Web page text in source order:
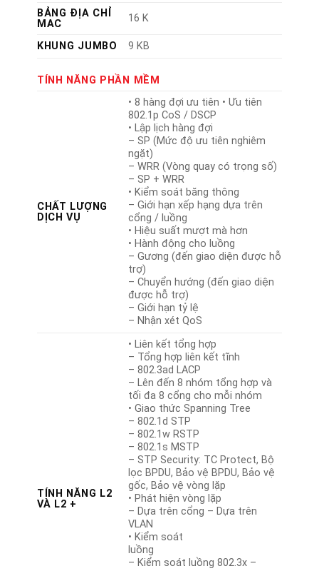
BẢNG ĐỊA CHỈ
MAC
16 K
KHUNG JUMBO 9 KB
TÍNH NĂNG PHẦN MỀM
CHẤT LƯỢNG
DỊCH VỤ
• 8 hàng đợi ưu tiên • Ưu tiên
802.1p CoS / DSCP
• Lập lịch hàng đợi
– SP (Mức độ ưu tiên nghiêm
ngặt)
– WRR (Vòng quay có trọng số)
– SP + WRR
• Kiểm soát băng thông
– Giới hạn xếp hạng dựa trên
cổng / luồng
• Hiệu suất mượt mà hơn
• Hành động cho luồng
– Gương (đến giao diện được hỗ
trợ)
– Chuyển hướng (đến giao diện
được hỗ trợ)
– Giới hạn tỷ lệ
– Nhận xét QoS
TÍNH NĂNG L2
VÀ L2 +
• Liên kết tổng hợp
– Tổng hợp liên kết tĩnh
– 802.3ad LACP
– Lên đến 8 nhóm tổng hợp và
tối đa 8 cổng cho mỗi nhóm
• Giao thức Spanning Tree
– 802.1d STP
– 802.1w RSTP
– 802.1s MSTP
– STP Security: TC Protect, Bộ
lọc BPDU, Bảo vệ BPDU, Bảo vệ
gốc, Bảo vệ vòng lặp
• Phát hiện vòng lặp
– Dựa trên cổng – Dựa trên
VLAN
• Kiểm soát
luồng
– Kiểm soát luồng 802.3x –